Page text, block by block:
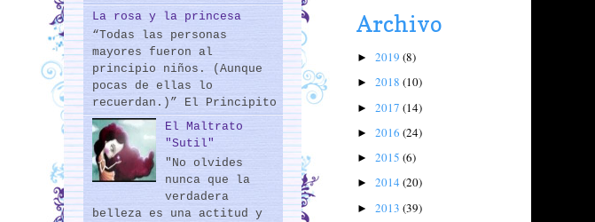
La rosa y la princesa
“Todas las personas
mayores fueron al
principio niños. (Aunque
pocas de ellas lo
recuerdan.)” El Principito
El Maltrato
"Sutil"
"No olvides
nunca que la
verdadera
belleza es una actitud y
Archivo
► 2019 (8)
► 2018 (10)
► 2017 (14)
► 2016 (24)
► 2015 (6)
► 2014 (20)
► 2013 (39)